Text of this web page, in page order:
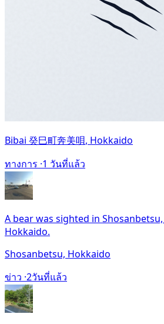
Bibai 癸巳町奔美唄, Hokkaido
ทางการ ·1 วันที่แล้ว
A bear was sighted in
Hokkaido.
Shosanbetsu, Hokkaido
ข่าว ·2วันที่แล้ว